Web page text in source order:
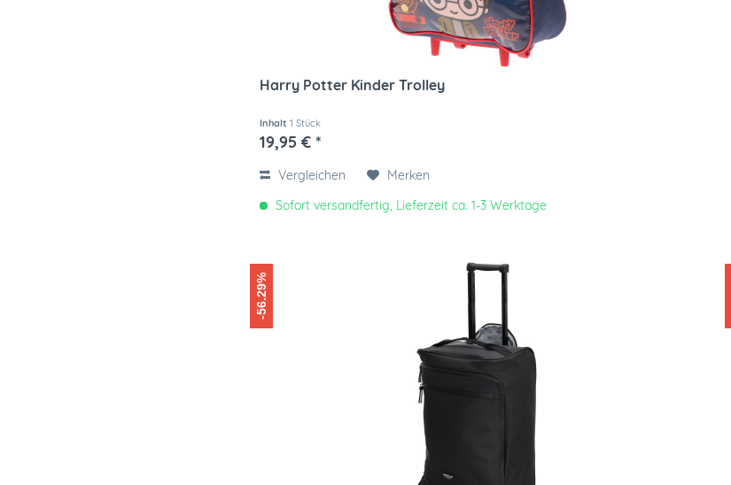
Harry Potter Kinder Trolley
Inhalt1 Stück
19,95 € *
Vergleichen
Merken
Sofort versandfertig, Lieferzeit ca. 1-3 Werktage
-56.29%